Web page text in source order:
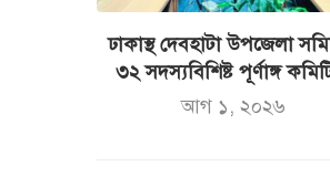
ঢাকাস্থ দেবহাটা উপজেলা
৩২ সদস্যবিশিষ্ট পূর্ণাঙ্গ
আগ ১, ২০২৬